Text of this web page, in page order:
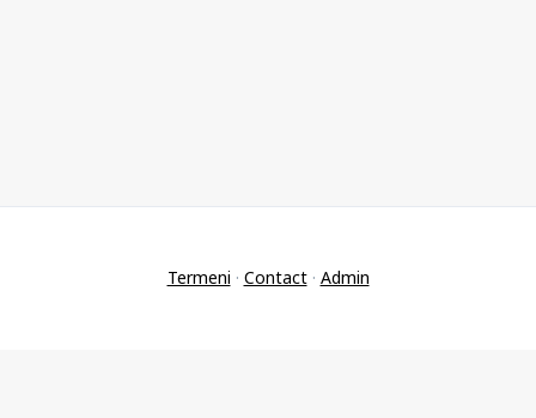
Termeni · Contact· Admin